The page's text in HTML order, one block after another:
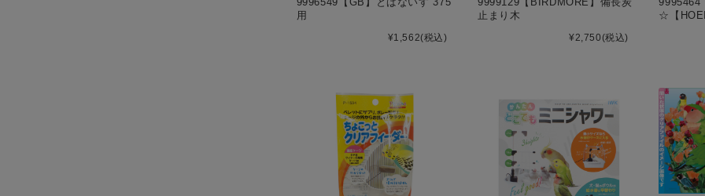
用
¥1,562(税込)
止まり木
¥2,750(税込)
☆【